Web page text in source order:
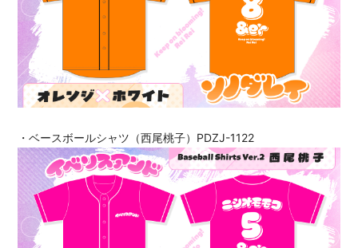
・ベースボールシャツ（西尾桃子）PDZJ-1122